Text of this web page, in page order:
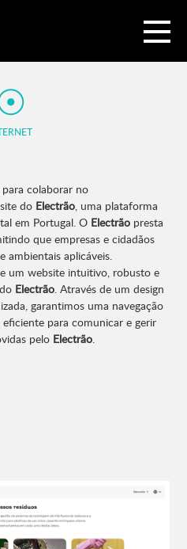
para colaborar no
do Electrão, uma plataforma
em Portugal. O Electrão presta
que empresas e cidadãos
ambientais aplicáveis.
um website intuitivo, robusto e
Electrão. Através de um design
garantimos uma navegação
para comunicar e gerir
pelo Electrão.